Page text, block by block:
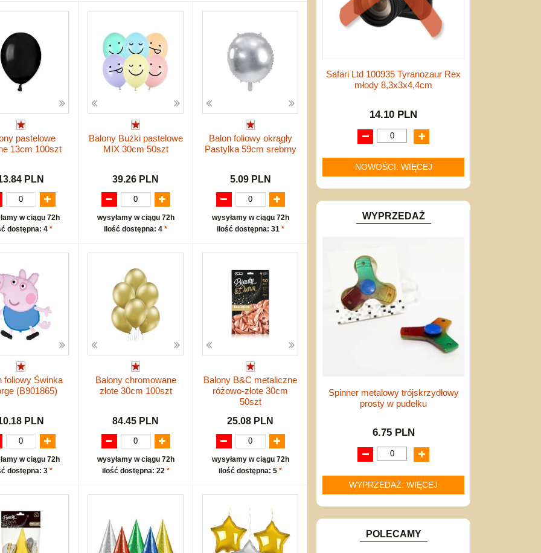
pastelowe
13cm 100szt
PLN
w ciągu 72h
dostępna: 4 *
Balony Buźki pastelowe
MIX 30cm 50szt
39.26 PLN
wysyłamy w ciągu 72h
ilość dostępna: 4 *
Balon foliowy okrągły
Pastylka 59cm srebrny
5.09 PLN
wysyłamy w ciągu 72h
ilość dostępna: 31 *
foliowy Świnka
(B901865)
PLN
w ciągu 72h
dostępna: 3 *
Balony chromowane
złote 30cm 100szt
84.45 PLN
wysyłamy w ciągu 72h
ilość dostępna: 22 *
Balony B&C metaliczne
różowo-złote 30cm
50szt
25.08 PLN
wysyłamy w ciągu 72h
ilość dostępna: 5 *
Safari Ltd 100935 Tyranozaur Rex
młody 8,3x3x4,4cm
14.10 PLN
NOWOŚCI: WIĘCEJ
WYPRZEDAŻ
Spinner metalowy trójskrzydłowy
prosty w pudełku
6.75 PLN
WYPRZEDAŻ: WIĘCEJ
POLECAMY